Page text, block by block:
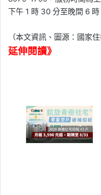
下午 1 時 30 分至晚間 6 時
（本文資訊、圖源：國家
延伸閱讀》